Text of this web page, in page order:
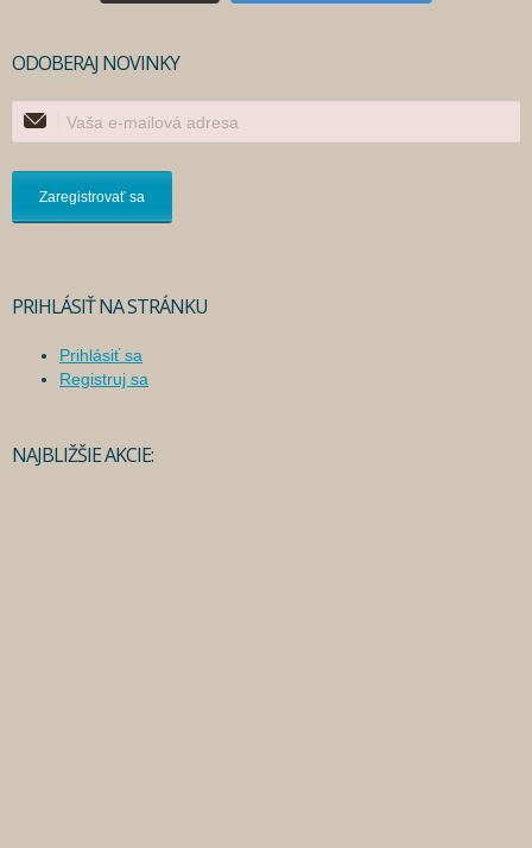
ODOBERAJ NOVINKY
PRIHLÁSIŤ NA STRÁNKU
Prihlásiť sa
Registruj sa
NAJBLIŽŠIE AKCIE: